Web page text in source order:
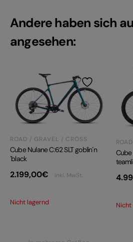
Andere haben sich
angesehen:
ROAD / GRAVEL / CROSS
Cube Nulane C:62 SLT goblin´n
´black
2.199,00€ inkl. MwSt.
Nicht lagernd
Cube
Nicht